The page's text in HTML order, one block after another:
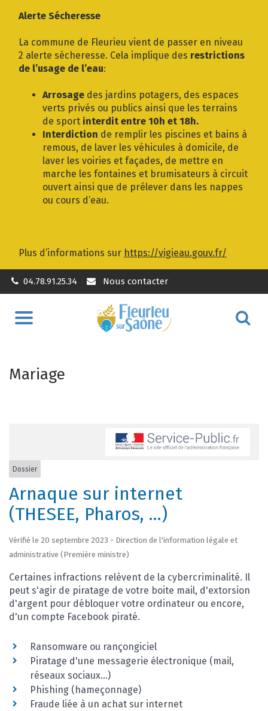
Alerte Sécheresse
La commune de Fleurieu vient de passer en niveau
2 alerte sécheresse. Cela implique des restrictions
de l’usage de l’eau:
Arrosage des jardins potagers, des espaces
verts privés ou publics ainsi que les terrains
de sport interdit entre 10h et 18h.
Interdiction de remplir les piscines et bains à
remous, de laver les véhicules à domicile, de
laver les voiries et façades, de mettre en
marche les fontaines et brumisateurs à circuit
ouvert ainsi que de prélever dans les nappes
ou cours d’eau.
Plus d’informations sur https://vigieau.gouv.fr/
04.78.91.25.34 Nous contacter
Aller
Mariage
Dossier
Arnaque sur internet
(THESEE, Pharos, ...)
Vérifié le 20 septembre 2023 - Direction de l'information légale et
administrative (Première ministre)
Certaines infractions relèvent de la cybercriminalité. Il
peut s'agir de piratage de votre boite mail, d'extorsion
d'argent pour débloquer votre ordinateur ou encore,
d'un compte Facebook piraté.
Ransomware ou rançongiciel
Piratage d'une messagerie électronique (mail,
réseaux sociaux...)
Phishing (hameçonnage)
Fraude liée à un achat sur internet